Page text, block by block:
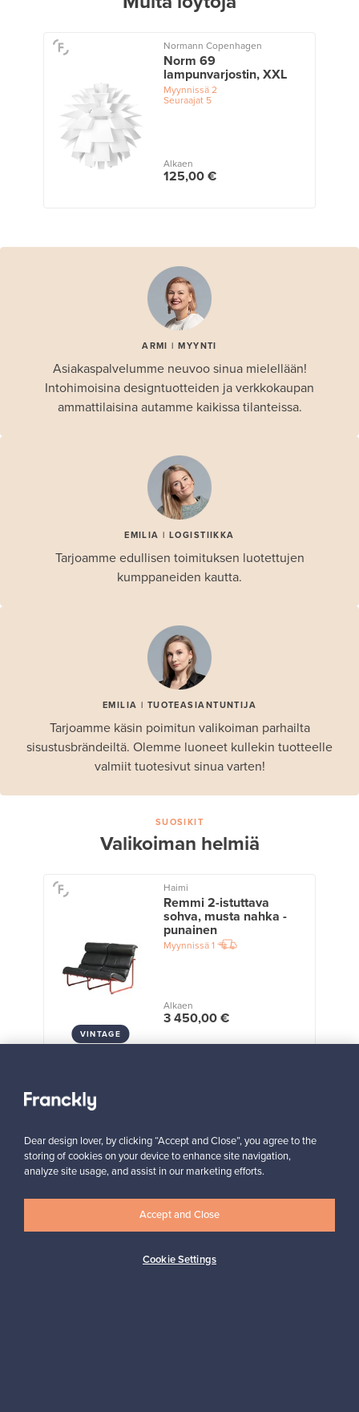
Normann Copenhagen
Norm 69
lampunvarjostin, XXL
Myynnissä2
Seuraajat 5
Alkaen
125,00 €
ARMI | MYYNTI
Asiakaspalvelumme neuvoo sinua mielellään!
Intohimoisina designtuotteiden ja verkkokaupan
ammattilaisina autamme kaikissa tilanteissa.
EMILIA | LOGISTIIKKA
Tarjoamme edullisen toimituksen luotettujen
kumppaneiden kautta.
EMILIA | TUOTEASIANTUNTIJA
Tarjoamme käsin poimitun valikoiman parhailta
sisustusbrändeiltä. Olemme luoneet kullekin tuotteelle
valmiit tuotesivut sinua varten!
SUOSIKIT
Valikoiman helmiä
VINTAGE
Haimi
Remmi 2-istuttava
sohva, musta nahka -
punainen
Myynnissä1
Alkaen
3 450,00 €
Haluatko inspiroitua designista?
Tilaa uutiskirjeemme ja pysyt ajan tasalla!
Dear design lover, by clicking “Accept and Close”, you agree to the
storing of cookies on your device to enhance site navigation,
analyze site usage, and assist in our marketing efforts.
Cookie Settings
Accept and Close